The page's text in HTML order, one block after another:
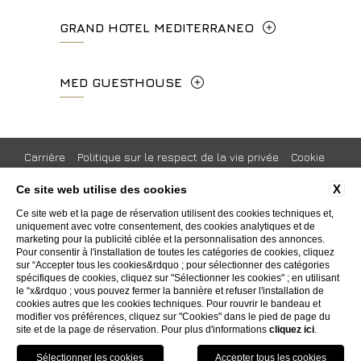
booking.hc@fhhotelgroup.it
+39 055 597252
info.vf@fhhotelgroup.it
booking.vf@fhhotelgroup.it
P.Iva 00434210480
+39 055 06 92 860
info.meh@fhhotelgroup.it
P.Iva 0043421 048 0
GRAND HOTEL MEDITERRANEO
+39 055 660241
info.ghm@fhhotelgroup.it
booking.ghm@fhhotelgroup.it
P.Iva 00434210480
MED GUESTHOUSE
booking.mgh@fhhotelgroup.it
P.Iva 00434210480
Carrière Politique sur le respect de la vie privée
Cookie
Engagement social
Pressroom
Certifications
Accessibility
WEBSITE BY BLASTNESS
X
Ce site web utilise des cookies
Ce site web et la page de réservation utilisent des cookies techniques et,
uniquement avec votre consentement, des cookies analytiques et de
marketing pour la publicité ciblée et la personnalisation des annonces.
Pour consentir à l'installation de toutes les catégories de cookies, cliquez
sur “Accepter tous les cookies&rdquo ; pour sélectionner des catégories
spécifiques de cookies, cliquez sur "Sélectionner les cookies" ; en utilisant
le “x&rdquo ; vous pouvez fermer la bannière et refuser l'installation de
cookies autres que les cookies techniques. Pour rouvrir le bandeau et
modifier vos préférences, cliquez sur "Cookies" dans le pied de page du
site et de la page de réservation. Pour plus d'informations cliquez ici.